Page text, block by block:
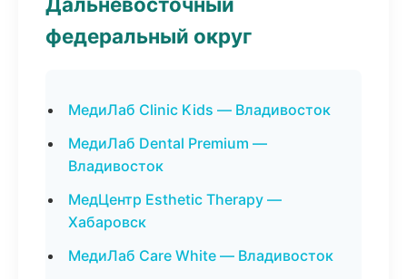
федеральный округ
МедиЛаб Clinic Kids — Владивосток
МедиЛаб Dental Premium —
Владивосток
МедЦентр Esthetic Therapy —
Хабаровск
МедиЛаб Care White — Владивосток